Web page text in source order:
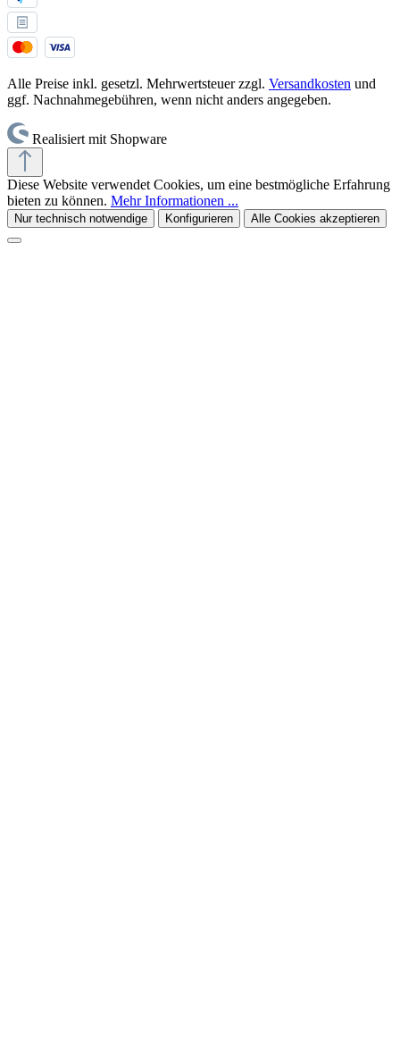
Alle Preise inkl. gesetzl. Mehrwertsteuer zzgl. Versandkosten und
ggf. Nachnahmegebühren, wenn nicht anders angegeben.
Realisiert mit Shopware
Diese Website verwendet Cookies, um eine bestmögliche Erfahrung
bieten zu können. Mehr Informationen ...
Nur technisch notwendige Konfigurieren Alle Cookies akzeptieren